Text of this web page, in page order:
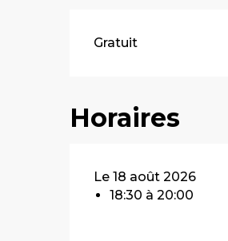
Gratuit
Horaires
Le 18 août 2026
18:30 à 20:00